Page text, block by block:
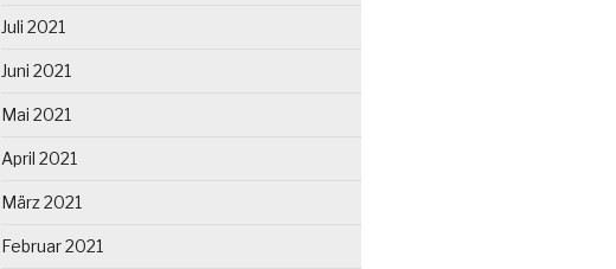
Juli 2021
Juni 2021
Mai 2021
April 2021
März 2021
Februar 2021